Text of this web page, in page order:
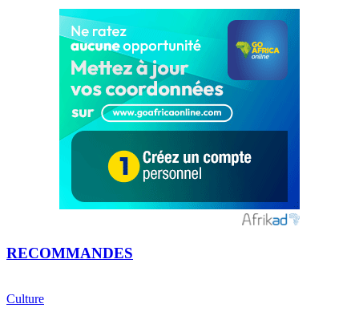
RECOMMANDES
Culture